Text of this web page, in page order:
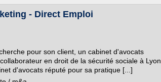
- Direct Emploi
pour son client, un cabinet d'avocats
en droit de la sécurité sociale à Lyon
d'avocats réputé pour sa pratique [...]